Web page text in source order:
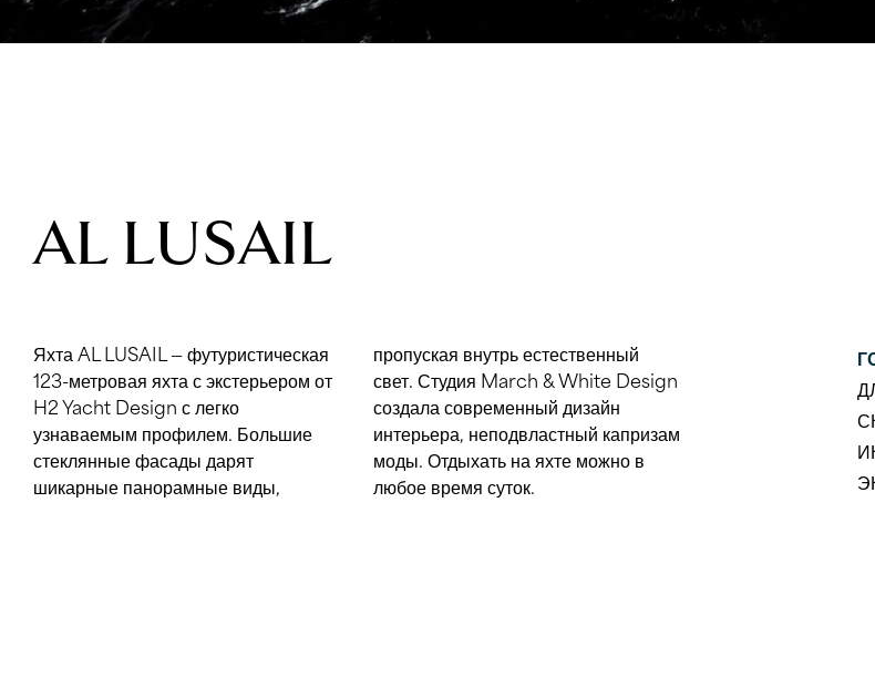
AL LUSAIL
Яхта AL LUSAIL — футуристическая
123-метровая яхта с экстерьером от
H2 Yacht Design с легко
узнаваемым профилем. Большие
стеклянные фасады дарят
шикарные панорамные виды,
пропуская внутрь естественный
свет. Студия March & White Design
создала современный дизайн
интерьера, неподвластный капризам
моды. Отдыхать на яхте можно в
любое время суток.